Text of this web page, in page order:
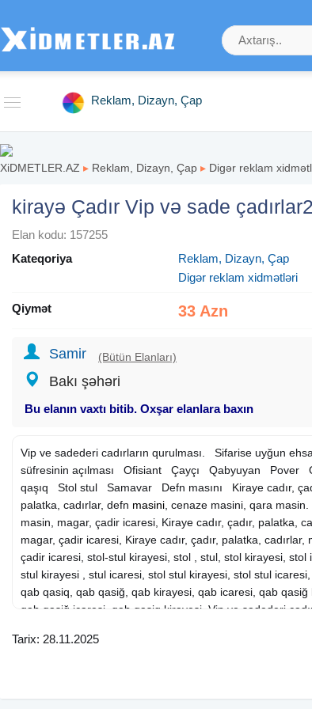
Reklam, Dizayn, Çap
XiDMETLER.AZ ▸ Reklam, Dizayn, Çap ▸ Digər reklam
kirayə Çadır Vip və sade
Elan kodu: 157255
Kateqoriya
Reklam, Dizayn, Çap
Digər reklam xidmətləri
Qiymət 33 Azn
Samir (Bütün Elanları)
Bakı şəhəri
Bu elanın vaxtı bitib. Oxşar elanlara baxın
Vip ve sadederi cadırların qurulması. Sifarise uyğun
süfresinin açılması Ofisiant Çayçı Qabyuyan Pover
qaşıq Stol stul Samavar Defn masını Kiraye cadır,
palatka, cadırlar, defn masini , cenaze masini, qara masin.
masin, magar, çadir icaresi, Kiraye cadır, çadır, palatka,
magar, çadir icaresi, Kiraye cadır, çadır, palatka, cadırlar,
çadir icaresi, stol-stul kirayesi, stol , stul, stol kirayesi, stol
stul kirayesi , stul icaresi, stol stul kirayesi, stol stul icaresi,
qab qasiq, qab qasiğ, qab kirayesi, qab icaresi, qab qasiğ
qab qasiğ icaresi, qab qasiq kirayesi, Vip ve sadederi
Çayçı Qabyuyan Pover Qab-qaşıq Stol stul
çadır, palatka, cadırlar, magar, çadir icaresi, Kiraye cadır,
Tarix: 28.11.2025